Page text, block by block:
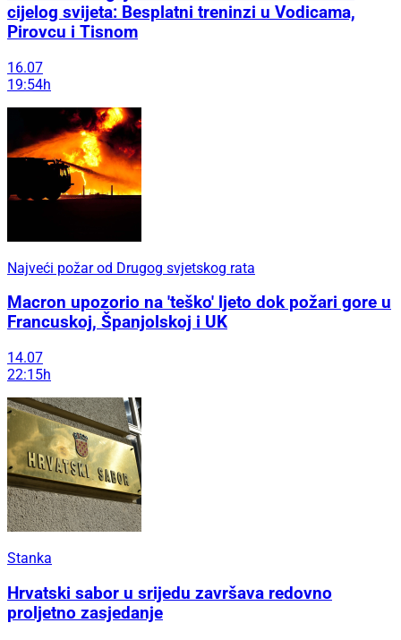
cijelog svijeta: Besplatni treninzi u Vodicama,
Pirovcu i Tisnom
16.07
19:54h
Najveći požar od Drugog svjetskog rata
Macron upozorio na 'teško' ljeto dok požari gore u
Francuskoj, Španjolskoj i UK
14.07
22:15h
Stanka
Hrvatski sabor u srijedu završava redovno
proljetno zasjedanje